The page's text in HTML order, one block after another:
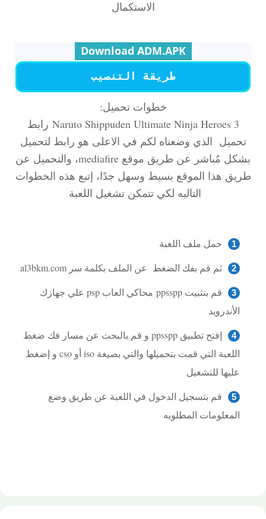
الاستكمال
Download ADM.APK
طريقة التنصيب
خطوات تحميل:
Naruto Shippuden Ultimate Ninja Heroes 3 رابط
تحميل الذي وضعناه لكم في الاعلى هو رابط لتحميل
بشكل مُباشر عن طريق موقع mediafire، والتحميل عن
طريق هذا الموقع بسيط وسهل جدًا، إتبع هذه الخطوات
التاليه لكي تتمكن تشغيل اللعبة
حمل ملف اللعبة
ثم قم بفك الضغط عن الملف بكلمة سر al3bkm.com
قم بتثبيت ppsspp محاكي العاب psp علي جهازك
الأندرويد
إفتح تطبيق ppsspp و قم بالبحث عن مسار فك ضغط
اللعبة التي قمت بتحميلها والتي بصيغة iso أو cso و إضغط
عليها للتشغيل
قم بتسجيل الدخول في اللعبة عن طريق وضع
المعلومات المطلوبه